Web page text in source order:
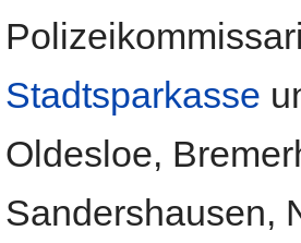
Stadtsparkasse
Oldesloe,
Sandershausen,